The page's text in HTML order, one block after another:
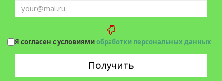
Я согласен с условиямиобработки персональных данных
Получить